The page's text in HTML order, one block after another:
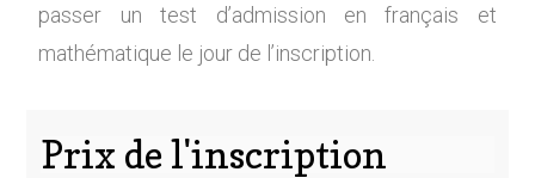
passer un test d’admission en français et
mathématique le jour de l’inscription.
Prix de l'inscription